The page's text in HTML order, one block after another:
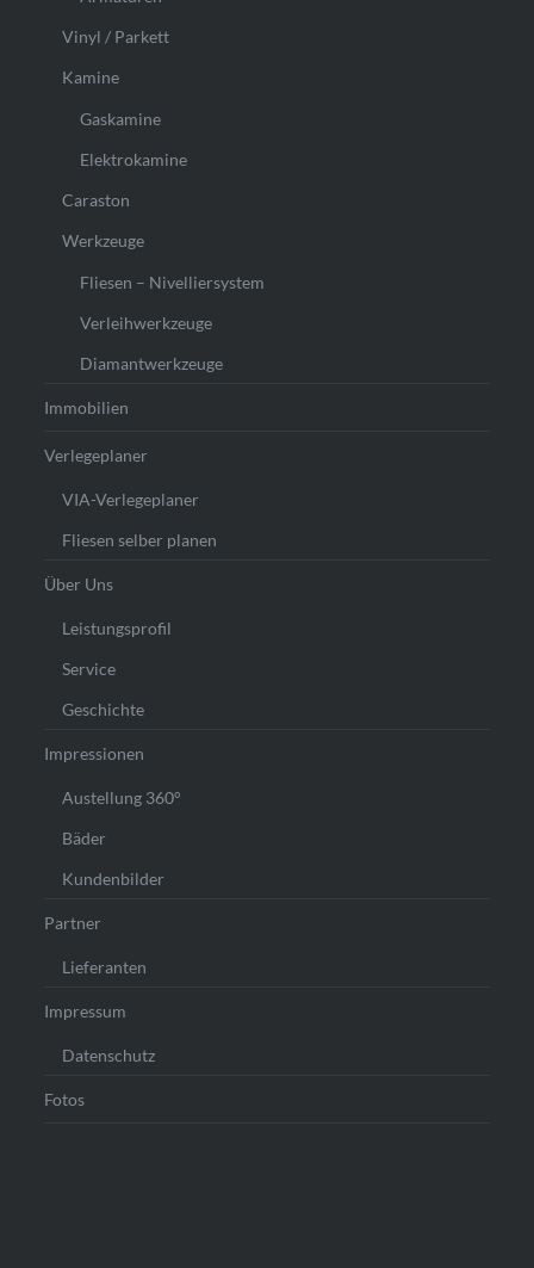
Vinyl / Parkett
Kamine
Gaskamine
Elektrokamine
Caraston
Werkzeuge
Fliesen – Nivelliersystem
Verleihwerkzeuge
Diamantwerkzeuge
Immobilien
Verlegeplaner
VIA-Verlegeplaner
Fliesen selber planen
Über Uns
Leistungsprofil
Service
Geschichte
Impressionen
Austellung 360°
Bäder
Kundenbilder
Partner
Lieferanten
Impressum
Datenschutz
Fotos